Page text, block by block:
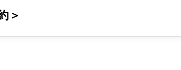
＞